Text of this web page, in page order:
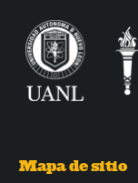
Mapa de sitio